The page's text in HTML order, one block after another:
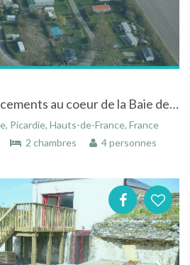
Mobil-home et emplacements au coeur de la Baie de Somme
Picardie, Hauts-de-France, France
2 chambres 4 personnes